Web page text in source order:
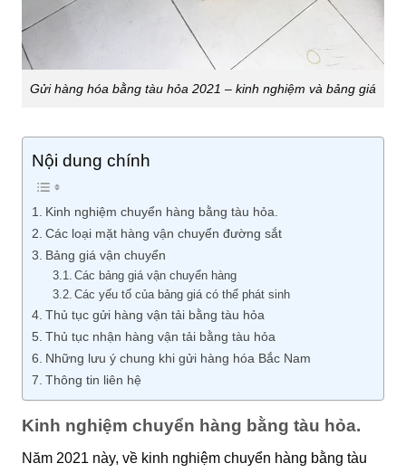
Gửi hàng hóa bằng tàu hỏa 2021 – kinh nghiệm và bảng giá
Nội dung chính
Kinh nghiệm chuyển hàng bằng tàu hỏa.
Các loại mặt hàng vận chuyển đường sắt
Bảng giá vận chuyển
Các bảng giá vận chuyển hàng
Các yếu tố của bảng giá có thể phát sinh
Thủ tục gửi hàng vận tải bằng tàu hỏa
Thủ tục nhận hàng vận tải bằng tàu hỏa
Những lưu ý chung khi gửi hàng hóa Bắc Nam
Thông tin liên hệ
Kinh nghiệm chuyển hàng bằng tàu hỏa.
Năm 2021 này, về kinh nghiệm chuyển hàng bằng tàu